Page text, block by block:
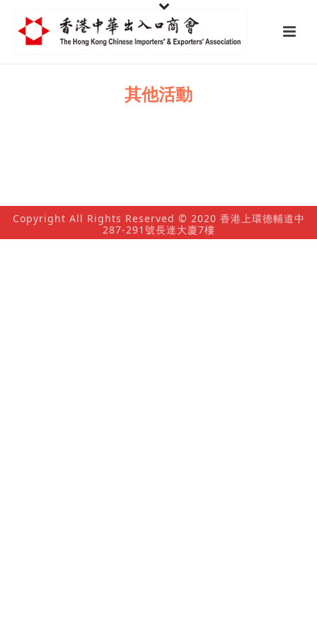
其他活動
Copyright All Rights Reserved © 2020 香港上環德輔道中
287-291號長達大廈7樓